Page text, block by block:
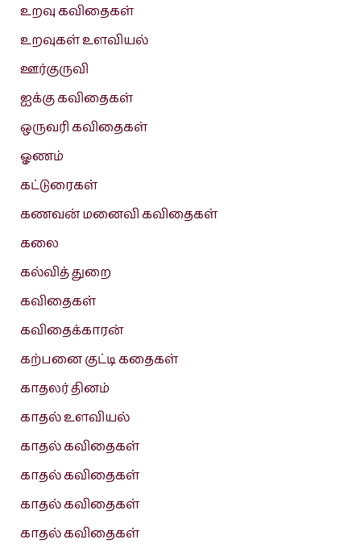
உறவு கவிதைகள்
உறவுகள் உளவியல்
ஊர்குருவி
ஐக்கு கவிதைகள்
ஒருவரி கவிதைகள்
ஓணம்
கட்டுரைகள்
கணவன் மனைவி கவிதைகள்
கலை
கல்வித் துறை
கவிதைகள்
கவிதைக்காரன்
கற்பனை குட்டி கதைகள்
காதலர் தினம்
காதல் உளவியல்
காதல் கவிதைகள்
காதல் கவிதைகள்
காதல் கவிதைகள்
காதல் கவிதைகள்